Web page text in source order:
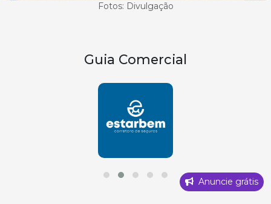
Fotos: Divulgação
Guia Comercial
Anuncie grátis